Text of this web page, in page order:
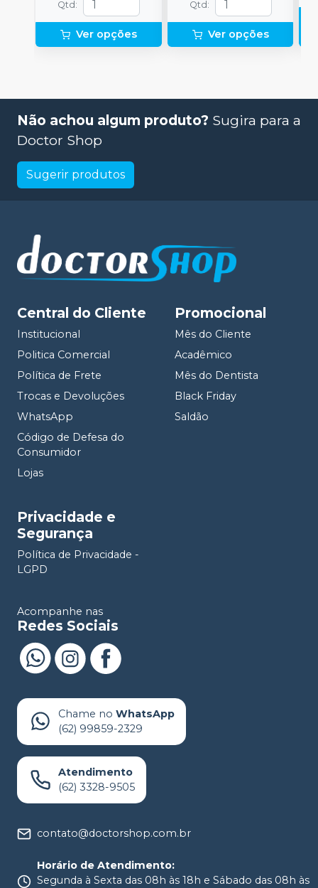
Qtd :
Ver opções
Qtd :
Ver opções
Não achou algum produto? Sugira para a
Doctor Shop
Sugerir produtos
Central do Cliente
Institucional
Politica Comercial
Política de Frete
Trocas e Devoluções
WhatsApp
Código de Defesa do
Consumidor
Lojas
Promocional
Mês do Cliente
Acadêmico
Mês do Dentista
Black Friday
Saldão
Privacidade e
Segurança
Política de Privacidade -
LGPD
Acompanhe nas
Redes Sociais
Chame no WhatsApp
(62) 99859-2329
Atendimento
(62) 3328-9505
contato@doctorshop.com.br
Horário de Atendimento:
Segunda à Sexta das 08h às 18h e Sábado das 08h às